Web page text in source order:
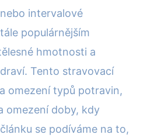
Autor: Alena Králová
intervalové
populárnějším
hmotnosti a
Tento stravovací
omezení typů potravin,
omezení doby, kdy
se podíváme na to,